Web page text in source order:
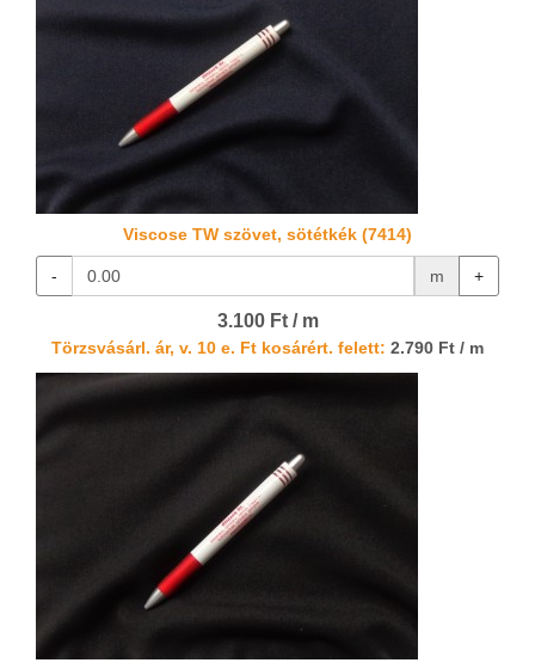
Viscose TW szövet, sötétkék (7414)
- m +
3.100 Ft / m
Törzsvásárl. ár, v. 10 e. Ft kosárért. felett: 2.790 Ft / m